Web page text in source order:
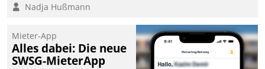
Nadja Hußmann
Mieter-App
Alles dabei: Die neue
SWSG-MieterApp